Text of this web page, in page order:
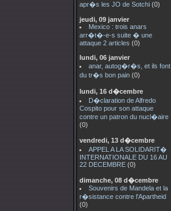
apr�s les JO de Sotchi (0)
jeudi, 09 janvier
Mexico : trois anars
arr�t�-e-s suite � une
attaque 2 articles (0)
lundi, 06 janvier
anar, autog�r�s, et ils font
du tr�s bon pain (0)
lundi, 16 d�cembre
D�claration de Alfredo
Cospito pour son attaque
contre un patron du nucl�aire
(0)
vendredi, 13 d�cembre
APPEL A LA SOLIDARIT�
INTERNATIONALE DU 16 AU
22 DECEMBRE (0)
dimanche, 08 d�cembre
Souvenirs de Mandela et la
r�sistance contre l'Apartheid
(0)